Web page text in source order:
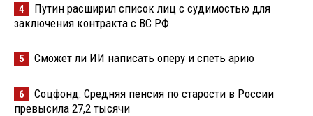
4
Путин расширил список лиц с судимостью для
заключения контракта с ВС РФ
5 Сможет ли ИИ написать оперу и спеть арию
6
Соцфонд: Средняя пенсия по старости в России
превысила 27,2 тысячи